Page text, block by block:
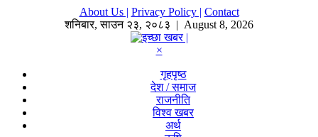
About Us | Privacy Policy | Contact
शनिबार,साउन २३, २०८३ | August 8, 2026
×
गृहपृष्ठ
देश / समाज
राजनीति
विश्व खबर
अर्थ